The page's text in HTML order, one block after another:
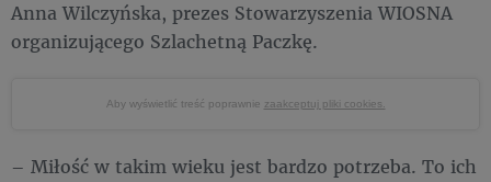
Anna Wilczyńska, prezes Stowarzyszenia WIOSNA
organizującego Szlachetną Paczkę.
Aby wyświetlić treść poprawnie zaakceptuj pliki cookies.
– Miłość w takim wieku jest bardzo potrzeba. To ich